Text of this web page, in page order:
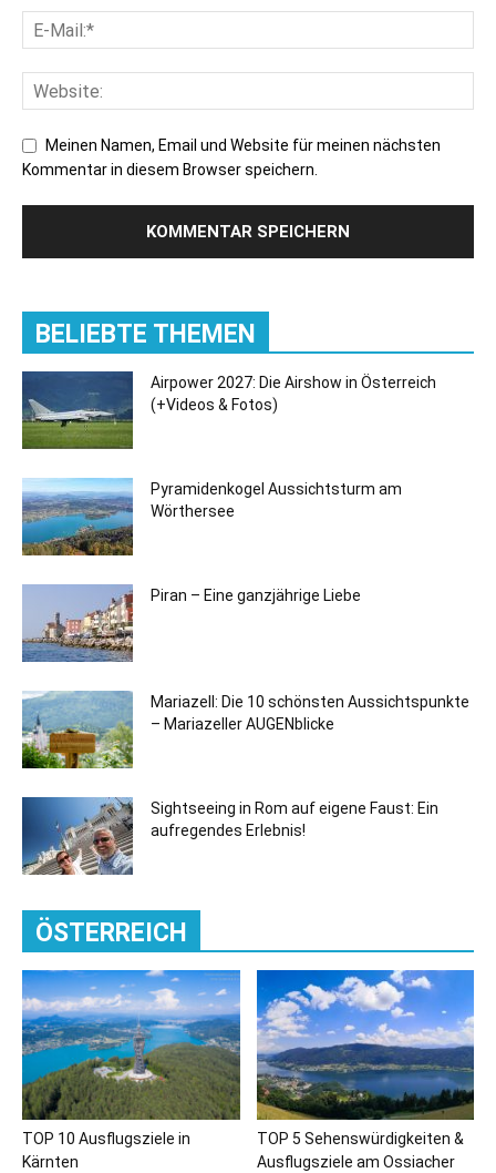
Meinen Namen, Email und Website für meinen nächsten
Kommentar in diesem Browser speichern.
BELIEBTE THEMEN
Airpower 2027: Die Airshow in Österreich
(+Videos & Fotos)
Pyramidenkogel Aussichtsturm am
Wörthersee
Piran – Eine ganzjährige Liebe
Mariazell: Die 10 schönsten Aussichtspunkte
– Mariazeller AUGENblicke
Sightseeing in Rom auf eigene Faust: Ein
aufregendes Erlebnis!
ÖSTERREICH
TOP 10 Ausflugsziele in
Kärnten
TOP 5 Sehenswürdigkeiten &
Ausflugsziele am Ossiacher